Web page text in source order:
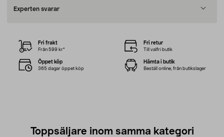
Experten svarar
Fri frakt
Från 599 kr*
Fri retur
Till valfri butik
Öppet köp
365 dagar öppet köp
Hämta i butik
Beställ online, från butikslager
Toppsäljare inom samma kategori